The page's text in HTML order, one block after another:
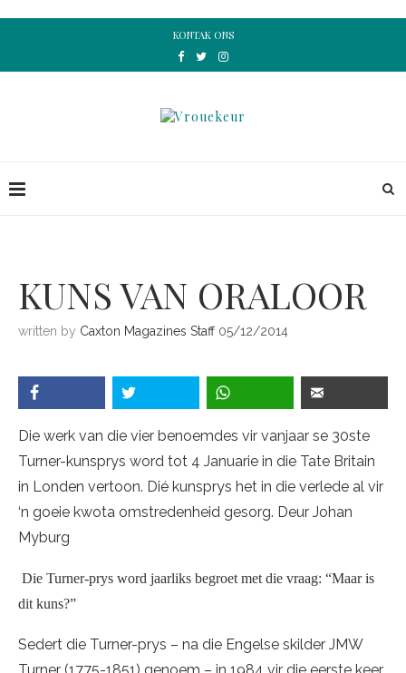
KONTAK ONS
KUNS VAN ORALOOR
written by Caxton Magazines Staff 05/12/2014
Die werk van die vier benoemdes vir vanjaar se 30ste
Turner-kunsprys word tot 4 Januarie in die Tate Britain
in Londen vertoon. Dié kunsprys het in die verlede al vir
‘n goeie kwota omstredenheid gesorg. Deur Johan
Myburg
Die Turner-prys word jaarliks begroet met die vraag: “Maar is
dit kuns?”
Sedert die Turner-prys – na die Engelse skilder JMW